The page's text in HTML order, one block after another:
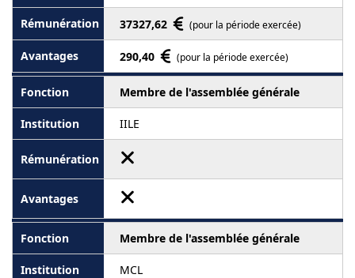
37327,62 (pour la période exercée)
290,40 (pour la période exercée)
Membre de l'assemblée générale
IILE
Membre de l'assemblée générale
MCL